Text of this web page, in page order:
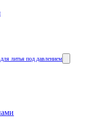
литья под давлением